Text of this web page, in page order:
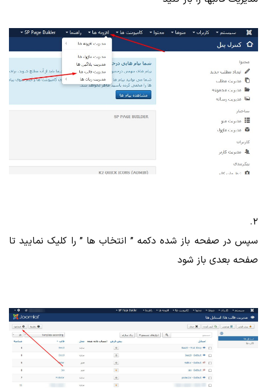
2.
سپس در صفحه باز شده دکمه ” انتخاب ها ” را کلیک نمایید تا
صفحه بعدی باز شود